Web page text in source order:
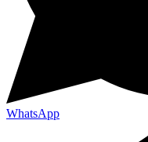
WhatsApp